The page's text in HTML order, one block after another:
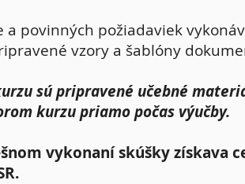
povinných požiadaviek
vzory a šablóny
sú pripravené učebné
kurzu priamo počas výučby.
vykonaní skúšky získava